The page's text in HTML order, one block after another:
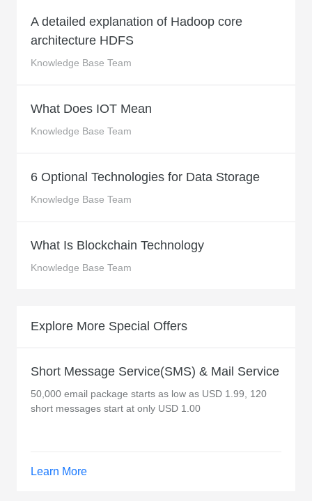
A detailed explanation of Hadoop core
architecture HDFS
Knowledge Base Team
What Does IOT Mean
Knowledge Base Team
6 Optional Technologies for Data Storage
Knowledge Base Team
What Is Blockchain Technology
Knowledge Base Team
Explore More Special Offers
Short Message Service(SMS) & Mail Service
50,000 email package starts as low as USD 1.99, 120
short messages start at only USD 1.00
Learn More